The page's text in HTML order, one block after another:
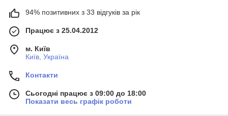
94% позитивних з 33 відгуків за рік
Працює з 25.04.2012
м. Київ
Київ, Україна
Контакти
Сьогодні працює з 09:00 до 18:00
Показати весь графік роботи